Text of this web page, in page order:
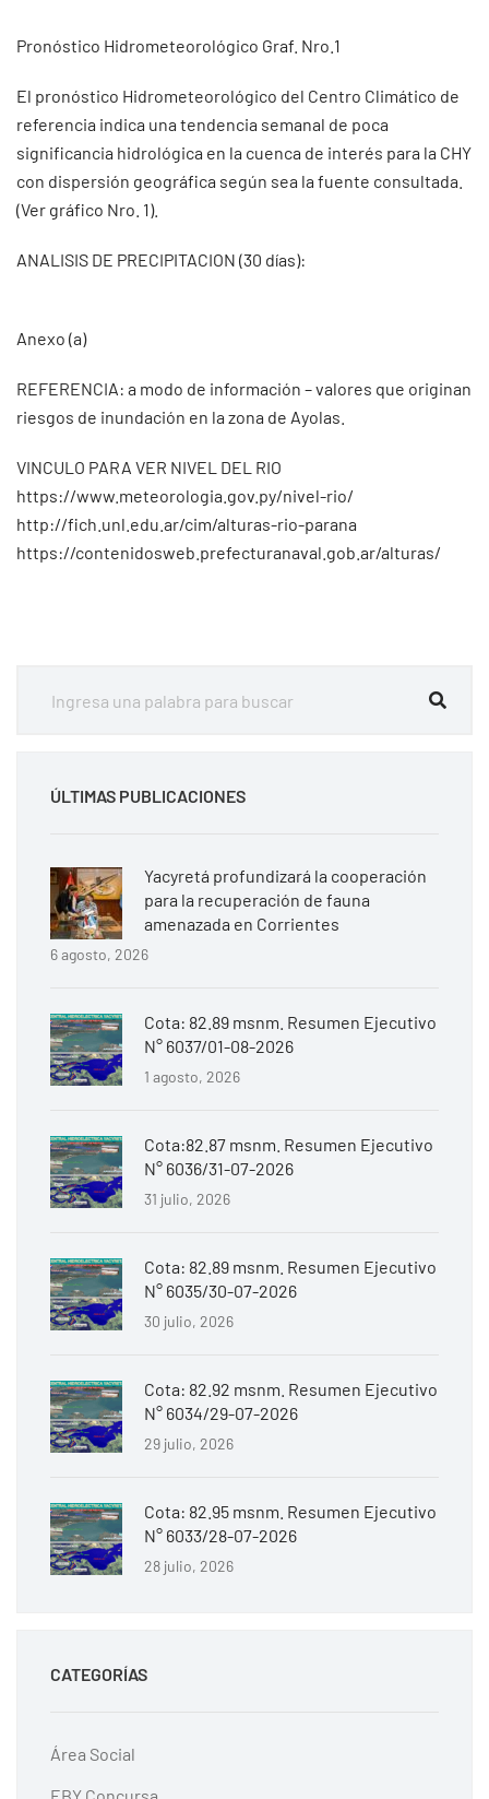
Pronóstico Hidrometeorológico Graf. Nro.1
El pronóstico Hidrometeorológico del Centro Climático de
referencia indica una tendencia semanal de poca
significancia hidrológica en la cuenca de interés para la CHY
con dispersión geográfica según sea la fuente consultada.
(Ver gráfico Nro. 1).
ANALISIS DE PRECIPITACION (30 días):
Anexo (a)
REFERENCIA: a modo de información – valores que originan
riesgos de inundación en la zona de Ayolas.
VINCULO PARA VER NIVEL DEL RIO
https://www.meteorologia.gov.py/nivel-rio/
http://fich.unl.edu.ar/cim/alturas-rio-parana
https://contenidosweb.prefecturanaval.gob.ar/alturas/
ÚLTIMAS PUBLICACIONES
Yacyretá profundizará la cooperación
para la recuperación de fauna
amenazada en Corrientes
6 agosto, 2026
Cota: 82.89 msnm. Resumen Ejecutivo
N° 6037/01-08-2026
1 agosto, 2026
Cota:82.87 msnm. Resumen Ejecutivo
N° 6036/31-07-2026
31 julio, 2026
Cota: 82.89 msnm. Resumen Ejecutivo
N° 6035/30-07-2026
30 julio, 2026
Cota: 82.92 msnm. Resumen Ejecutivo
N° 6034/29-07-2026
29 julio, 2026
Cota: 82.95 msnm. Resumen Ejecutivo
N° 6033/28-07-2026
28 julio, 2026
CATEGORÍAS
Área Social